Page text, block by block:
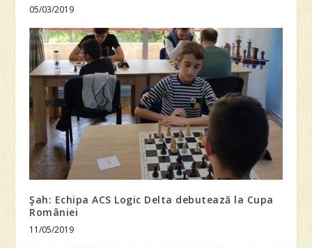
05/03/2019
Şah: Echipa ACS Logic Delta debutează la Cupa
României
11/05/2019